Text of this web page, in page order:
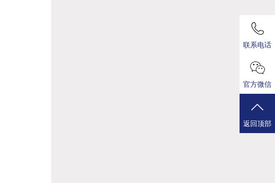
联系电话
官方微信
返回顶部